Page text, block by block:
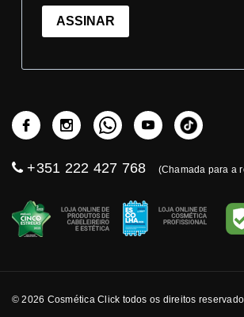
ASSINAR
+351 222 427 768 (Chamada para a
© 2026 Cosmética Click todos os direitos